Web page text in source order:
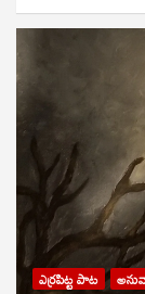
ఎర్రపిట్ట పాట